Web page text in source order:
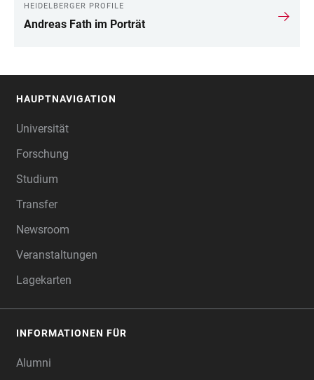
HEIDELBERGER PROFILE
Andreas Fath im Porträt
HAUPTNAVIGATION
Universität
Forschung
Studium
Transfer
Newsroom
Veranstaltungen
Lagekarten
INFORMATIONEN FÜR
Alumni